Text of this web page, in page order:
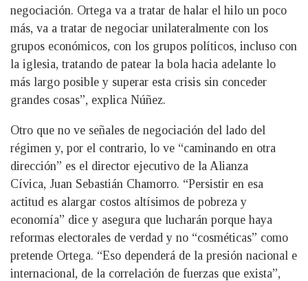
negociación. Ortega va a tratar de halar el hilo un poco
más, va a tratar de negociar unilateralmente con los
grupos económicos, con los grupos políticos, incluso con
la iglesia, tratando de patear la bola hacia adelante lo
más largo posible y superar esta crisis sin conceder
grandes cosas”, explica Núñez.
Otro que no ve señales de negociación del lado del
régimen y, por el contrario, lo ve “caminando en otra
dirección” es el director ejecutivo de la Alianza
Cívica, Juan Sebastián Chamorro. “Persistir en esa
actitud es alargar costos altísimos de pobreza y
economía” dice y asegura que lucharán porque haya
reformas electorales de verdad y no “cosméticas” como
pretende Ortega. “Eso dependerá de la presión nacional e
internacional, de la correlación de fuerzas que exista”,